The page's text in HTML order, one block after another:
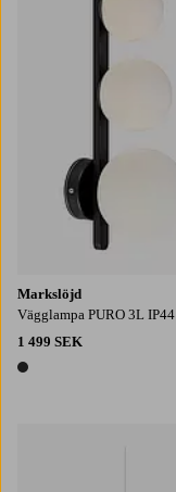
Markslöjd
Vägglampa PURO 3L IP44
1 499 SEK
1 färg